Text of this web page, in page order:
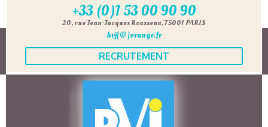
+33 (0)1 53 00 90 90
20, rue Jean-Jacques Rousseau, 75001 PARIS
bvj[@]orange.fr
RECRUTEMENT